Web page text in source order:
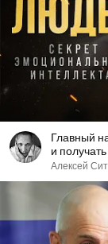
Главный
и
Алексей